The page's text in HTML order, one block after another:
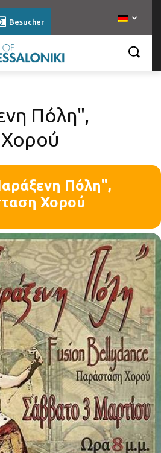
Besucher
Πόλη",
Πόλη",
Χορού